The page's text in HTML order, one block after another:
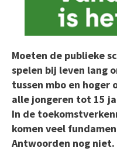
Moeten de publieke
spelen bij leven lang
tussen mbo en hoger
alle jongeren tot 15
In de
komen veel
Antwoorden nog niet.